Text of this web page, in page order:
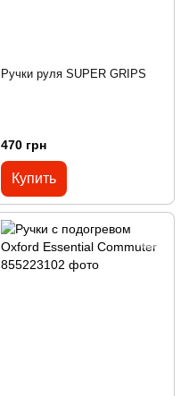
Ручки руля SUPER GRIPS
470 грн
Купить